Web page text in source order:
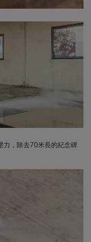
力，除去70米長的紀念碑